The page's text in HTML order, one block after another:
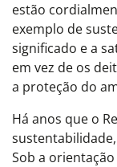
estão
exemplo de
significado e a
em vez de os
a proteção do
Há anos que o
Sob a